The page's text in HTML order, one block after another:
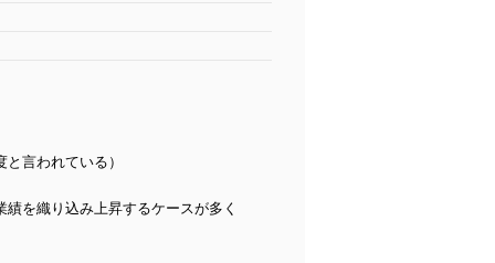
言われている）
を織り込み上昇するケースが多く